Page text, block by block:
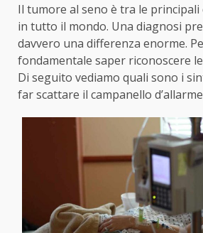
Il tumore al seno è tra le principali
in tutto il mondo. Una diagnosi
davvero una differenza enorme.
fondamentale saper riconoscere
Di seguito vediamo quali sono i
far scattare il campanello